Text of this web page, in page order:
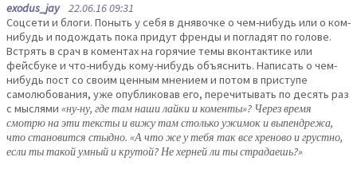
exodus_jay22.06.16 09:31
Соцсети и блоги. Поныть у себя в днявочке о чем-нибудь или о ком-
нибудь и подождать пока придут френды и погладят по голове.
Встрять в срач в коментах на горячие темы вконтактике или
фейсбуке и что-нибудь кому-нибудь объяснить. Написать о чем-
нибудь пост со своим ценным мнением и потом в приступе
самолюбования, уже опубликовав его, перечитывать по десять раз
с мыслями «ну-ну, где там наши лайки и коменты»? Через время
смотрю на эти тексты и вижу там столько ужимок и выпендрежа,
что становится стыдно. «А что же у тебя так все хреново и грустно,
если ты такой умный и крутой? Не херней ли ты страдаешь?»